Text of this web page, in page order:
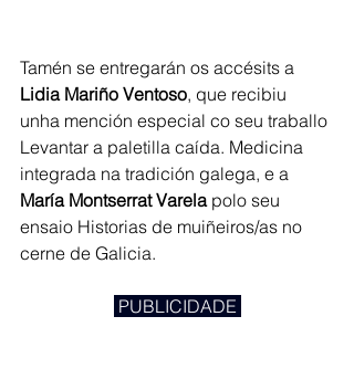
Tamén se entregarán os accésits a
Lidia Mariño Ventoso, que recibiu
unha mención especial co seu traballo
Levantar a paletilla caída. Medicina
integrada na tradición galega, e a
María Montserrat Varela polo seu
ensaio Historias de muiñeiros/as no
cerne de Galicia.
PUBLICIDADE